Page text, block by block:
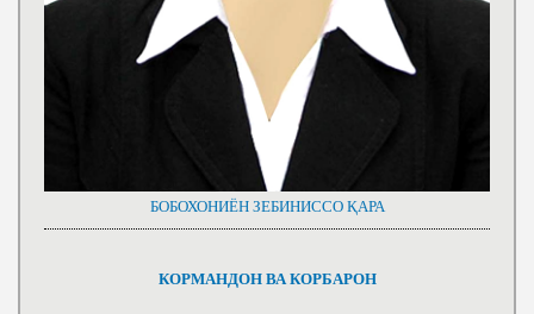
БОБОХОНИЁН ЗЕБИНИССО ҚАРА
КОРМАНДОН ВА КОРБАРОН